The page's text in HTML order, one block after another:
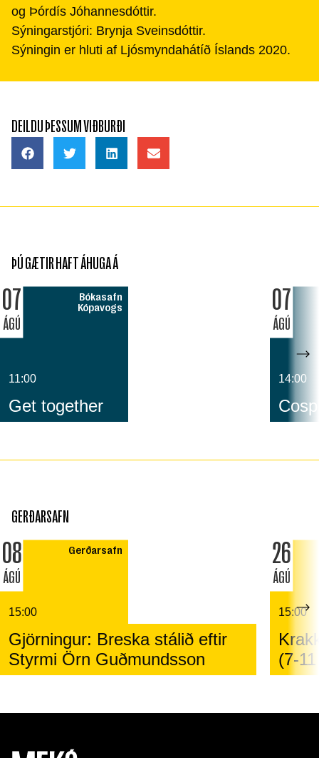
og Þórdís Jóhannesdóttir.
Sýningarstjóri: Brynja Sveinsdóttir.
Sýningin er hluti af Ljósmyndahátíð Íslands 2020.
DEILDU ÞESSUM VIÐBURÐI
ÞÚ GÆTIR HAFT ÁHUGA Á
07
ÁGÚ
Bókasafn
Kópavogs
11:00
Get together
07
ÁGÚ
14:00
GERÐARSAFN
08
ÁGÚ
Gerðarsafn
15:00
Gjörningur: Breska stálið eftir
Styrmi Örn Guðmundsson
26
ÁGÚ
15:00
(7-